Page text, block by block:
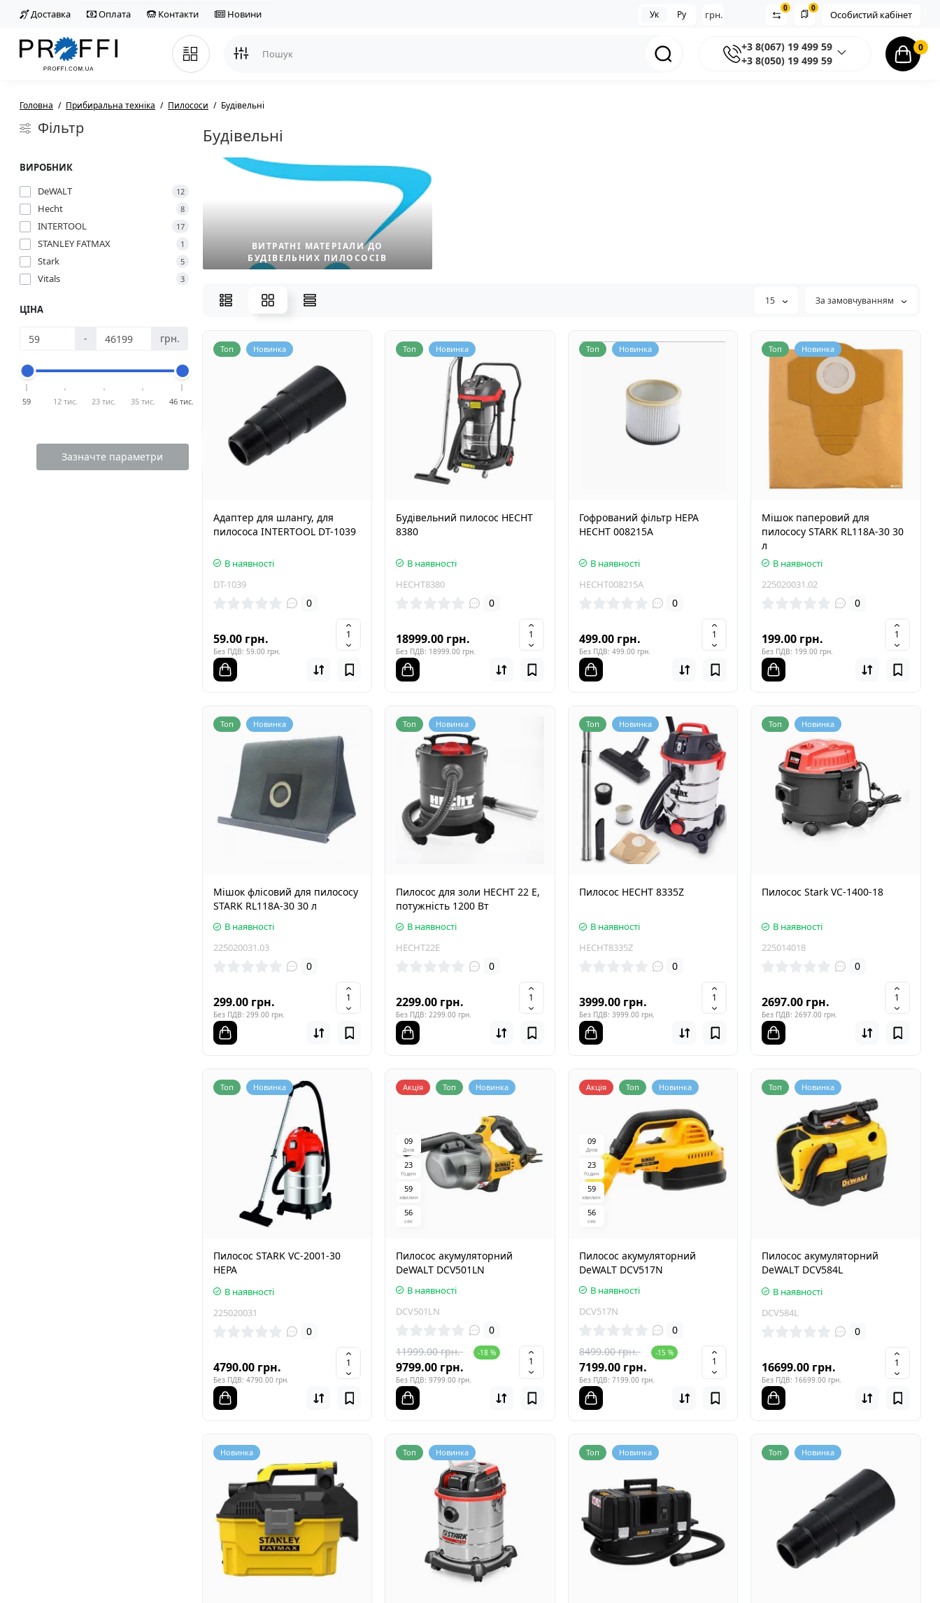
Доставка Оплата Контакти Новини Особистий кабінет
0
0
грн.
Ук Ру
+3 8(067) 19 499 59
+3 8(050) 19 499 59
0
Головна Прибиральна техніка Пилососи Будівельні
Фільтр
ВИРОБНИК
DeWALT
12
Hecht 8
INTERTOOL 17
STANLEY FATMAX 1
Stark 5
Vitals 3
ЦІНА
- грн.
59 12 тис. 23 тис. 35 тис. 46 тис.
Зазначте параметри
Будівельні
ВИТРАТНІ МАТЕРІАЛИ ДО
БУДІВЕЛЬНИХ ПИЛОСОСІВ
15 За замовчуванням
Топ Новинка
Адаптер для шлангу, для
пилососа INTERTOOL DT-1039
В наявності
DT-1039
0
59.00 грн.
Без ПДВ: 59.00 грн.
Топ Новинка
Будівельний пилосос HECHT
8380
В наявності
HECHT8380
0
18999.00 грн.
Без ПДВ: 18999.00 грн.
Топ Новинка
Гофрований фільтр HEPA
HECHT 008215A
В наявності
HECHT008215A
0
499.00 грн.
Без ПДВ: 499.00 грн.
Топ Новинка
Мішок паперовий для
пилососу STARK RL118A-30 30
л
В наявності
225020031.02
0
199.00 грн.
Без ПДВ: 199.00 грн.
Топ Новинка
Мішок флісовий для пилососу
STARK RL118A-30 30 л
В наявності
225020031.03
0
299.00 грн.
Без ПДВ: 299.00 грн.
Топ Новинка
Пилосоc для золи HECHT 22 E,
потужність 1200 Вт
В наявності
HECHT22E
0
2299.00 грн.
Без ПДВ: 2299.00 грн.
Топ Новинка
Пилосос HECHT 8335Z
В наявності
HECHT8335Z
0
3999.00 грн.
Без ПДВ: 3999.00 грн.
Топ Новинка
Пилосос Stark VC-1400-18
В наявності
225014018
0
2697.00 грн.
Без ПДВ: 2697.00 грн.
Топ Новинка
Пилосос STARK VC-2001-30
HEPA
В наявності
225020031
0
4790.00 грн.
Без ПДВ: 4790.00 грн.
Акція Топ Новинка
09
Днів
23
Годин
59
хвилин
55
сек
Пилосос акумуляторний
DeWALT DCV501LN
В наявності
DCV501LN
0
11999.00 грн.
-18 %
9799.00 грн.
Без ПДВ: 9799.00 грн.
Акція Топ Новинка
09
Днів
23
Годин
59
хвилин
55
сек
Пилосос акумуляторний
DeWALT DCV517N
В наявності
DCV517N
0
8499.00 грн.
-15 %
7199.00 грн.
Без ПДВ: 7199.00 грн.
Топ Новинка
Пилосос акумуляторний
DeWALT DCV584L
В наявності
DCV584L
0
16699.00 грн.
Без ПДВ: 16699.00 грн.
Новинка Топ Новинка Топ Новинка Топ Новинка